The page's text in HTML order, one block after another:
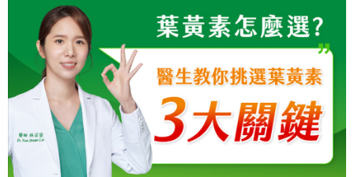
４．使用「AFTEE先享後付」時，將依據個別帳號之用戶狀況，依本公司即
時審查核予不同之上限額度；若仍有額度不足之情形，本公司將視審查結果
請求用戶進行身份認證。
５．嚴禁一人註冊多個帳號或使用他人資訊註冊。若發現惡意使用之情形，
恩沛科技股份有限公司將有權停止該用戶之使用額度並採取法律行動。